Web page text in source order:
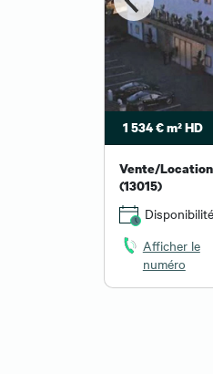
1 534 € m² HD
Vente/Location
(13015)
Afficher le
numéro